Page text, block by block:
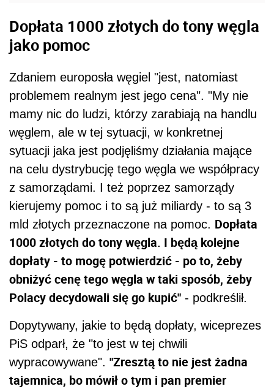
Dopłata 1000 złotych do tony węgla
jako pomoc
Zdaniem europosła węgiel "jest, natomiast
problemem realnym jest jego cena". "My nie
mamy nic do ludzi, którzy zarabiają na handlu
węglem, ale w tej sytuacji, w konkretnej
sytuacji jaka jest podjęliśmy działania mające
na celu dystrybucję tego węgla we współpracy
z samorządami. I też poprzez samorządy
kierujemy pomoc i to są już miliardy - to są 3
mld złotych przeznaczone na pomoc. Dopłata
1000 złotych do tony węgla. I będą kolejne
dopłaty - to mogę potwierdzić - po to, żeby
obniżyć cenę tego węgla w taki sposób, żeby
Polacy decydowali się go kupić" - podkreślił.
Dopytywany, jakie to będą dopłaty, wiceprezes
PiS odparł, że "to jest w tej chwili
wypracowywane". "Zresztą to nie jest żadna
tajemnica, bo mówił o tym i pan premier